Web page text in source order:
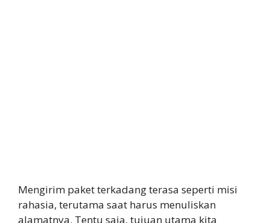
Mengirim paket terkadang terasa seperti misi
rahasia, terutama saat harus menuliskan
alamatnya. Tentu saja, tujuan utama kita